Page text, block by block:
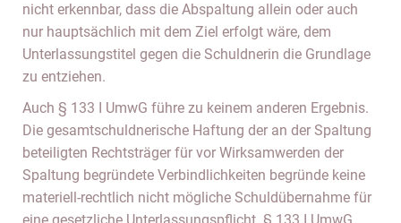
nicht erkennbar, dass die Abspaltung allein oder auch
nur hauptsächlich mit dem Ziel erfolgt wäre, dem
Unterlassungstitel gegen die Schuldnerin die Grundlage
zu entziehen.
Auch § 133 I UmwG führe zu keinem anderen Ergebnis.
Die gesamtschuldnerische Haftung der an der Spaltung
beteiligten Rechtsträger für vor Wirksamwerden der
Spaltung begründete Verbindlichkeiten begründe keine
materiell-rechtlich nicht mögliche Schuldübernahme für